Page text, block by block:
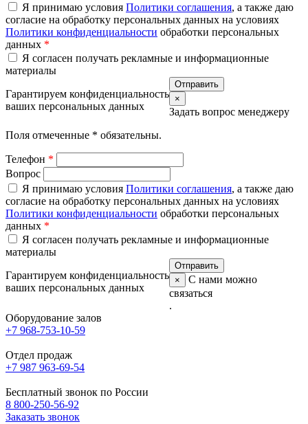
Я принимаю условия Политики соглашения, а также даю
согласие на обработку персональных данных на условиях
Политики конфиденциальности обработки персональных
данных *
Я согласен получать рекламные и информационные
материалы
Гарантируем конфиденциальность
ваших персональных данных
×
Задать вопрос менеджеру
Поля отмеченные * обязательны.
Телефон *
Вопрос
Я принимаю условия Политики соглашения, а также даю
согласие на обработку персональных данных на условиях
Политики конфиденциальности обработки персональных
данных *
Я согласен получать рекламные и информационные
материалы
Гарантируем конфиденциальность
ваших персональных данных
×
С нами можно
связаться
.
Оборудование залов
+7 968-753-10-59
Отдел продаж
+7 987 963-69-54
Бесплатный звонок по России
8 800-250-56-92
Заказать звонок